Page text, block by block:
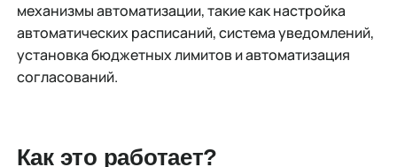
механизмы автоматизации, такие как настройка
автоматических расписаний, система уведомлений,
установка бюджетных лимитов и автоматизация
согласований.
Как это работает?